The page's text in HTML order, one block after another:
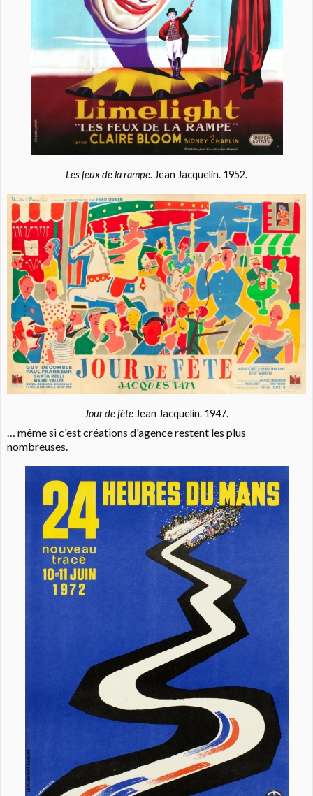
Les feux de la rampe. Jean Jacquelin. 1952.
Jour de fête Jean Jacquelin. 1947.
… même si c'est créations d'agence restent les plus
nombreuses.